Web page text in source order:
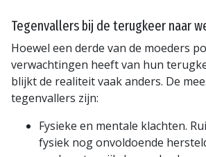
Tegenvallers bij de terugkeer naar
Hoewel een derde van de moeders
verwachtingen heeft van hun
blijkt de realiteit vaak anders. De
tegenvallers zijn:
Fysieke en mentale klachten.
fysiek nog onvoldoende